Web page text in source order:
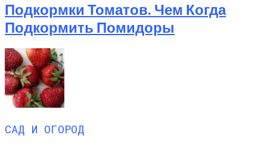
Подкормки Томатов. Чем Когда
Подкормить Помидоры
САД И ОГОРОД